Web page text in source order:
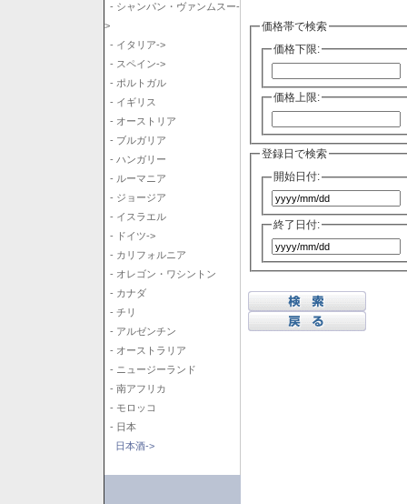
- シャンパン・ヴァンムスー-
>
- イタリア->
- スペイン->
- ポルトガル
- イギリス
- オーストリア
- ブルガリア
- ハンガリー
- ルーマニア
- ジョージア
- イスラエル
- ドイツ->
- カリフォルニア
- オレゴン・ワシントン
- カナダ
- チリ
- アルゼンチン
- オーストラリア
- ニュージーランド
- 南アフリカ
- モロッコ
- 日本
日本酒->
価格帯で検索
価格下限:
価格上限:
登録日で検索
開始日付:
終了日付: